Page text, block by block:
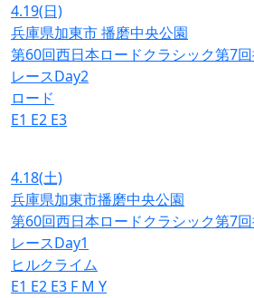
4.19(日)
兵庫県加東市 播磨中央公園
第60回西日本ロードクラシック第7
レースDay2
ロード
E1 E2 E3
4.18(土)
兵庫県加東市播磨中央公園
第60回西日本ロードクラシック第7
レースDay1
ヒルクライム
E1 E2 E3 F M Y